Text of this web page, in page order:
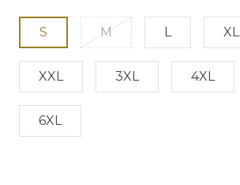
S M L XL
XXL 3XL 4XL
6XL